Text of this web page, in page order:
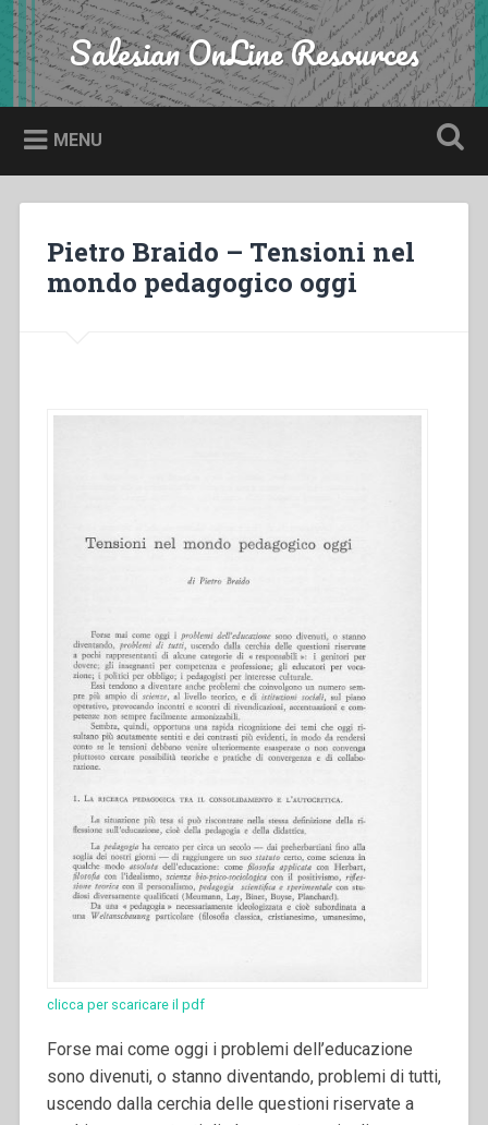
Skip
to
content
Search Salesian OnLine Resources
MENU
Pietro Braido – Tensioni nel
mondo pedagogico oggi
clicca per scaricare il pdf
Forse mai come oggi i problemi dell’educazione
sono divenuti, o stanno diventando, problemi di tutti,
uscendo dalla cerchia delle questioni riservate a